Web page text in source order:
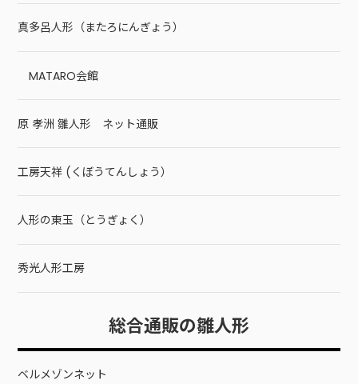
真多呂人形（またろにんぎょう）
MATARO会館
原 孝洲 雛人形 ネット通販
工房天祥 (くぼうてんしょう）
人形の東玉（とうぎょく）
秀光人形工房
総合通販の雛人形
ベルメゾンネット